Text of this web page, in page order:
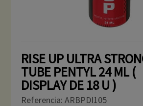
RISE UP ULTRA
TUBE PENTYL 24 ML (
DISPLAY DE 18 U )
Referencia: ARBPDI105